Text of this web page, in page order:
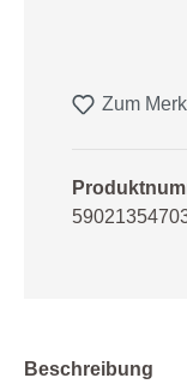
Zum
Beschreibung